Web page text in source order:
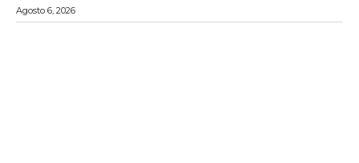
Agosto 6, 2026